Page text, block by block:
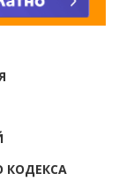
КОДЕКСА